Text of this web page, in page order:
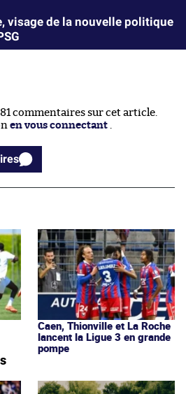
visage de la nouvelle politique
commentaires sur cet article.
en vous connectant
Caen, Thionville et La Roche
lancent la Ligue 3 en grande
pompe